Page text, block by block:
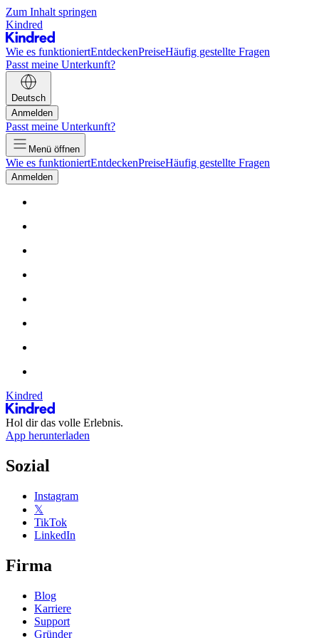
Zum Inhalt springen
Kindred
Wie es funktioniertEntdeckenPreiseHäufig gestellte Fragen
Passt meine Unterkunft?
Deutsch
Anmelden
Passt meine Unterkunft?
Menü öffnen
Wie es funktioniertEntdeckenPreiseHäufig gestellte Fragen
Anmelden
Kindred
Hol dir das volle Erlebnis.
App herunterladen
Sozial
Instagram
𝕏
TikTok
LinkedIn
Firma
Blog
Karriere
Support
Gründer